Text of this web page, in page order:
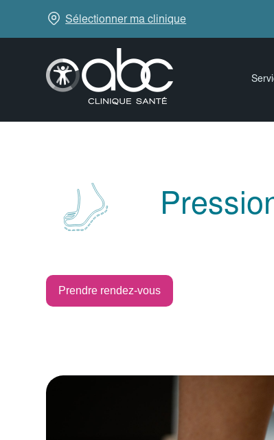
Sélectionner ma clinique
Prendre rendez-vous